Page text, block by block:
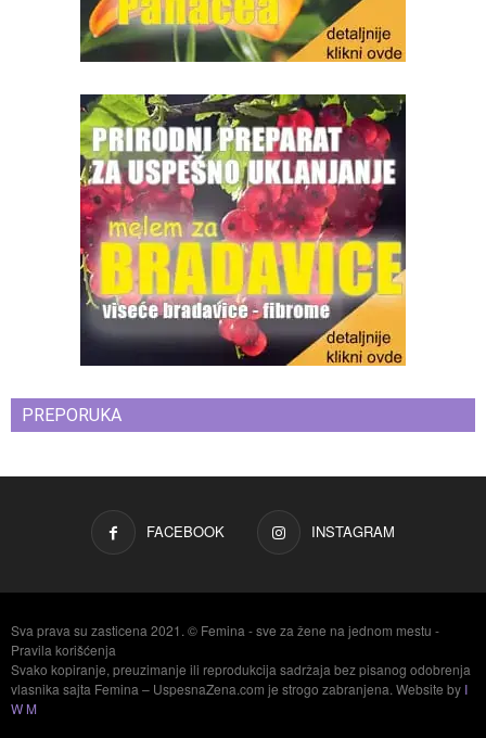
PREPORUKA
FACEBOOK INSTAGRAM
Sva prava su zasticena 2021. © Femina - sve za žene na jednom mestu -
Pravila korišćenja
Svako kopiranje, preuzimanje ili reprodukcija sadržaja bez pisanog odobrenja
vlasnika sajta Femina – UspesnaZena.com je strogo zabranjena. Website by I
W M